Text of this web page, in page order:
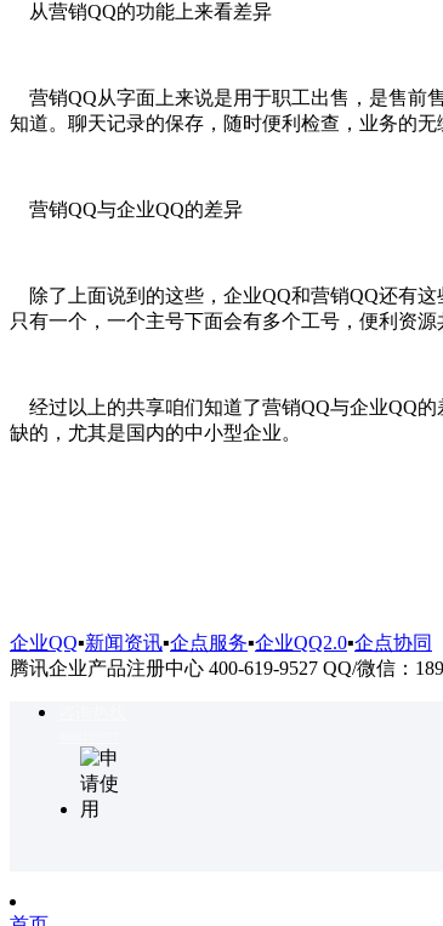
从营销QQ的功能上来看差异
营销QQ从字面上来说是用于职工出售，是售前
知道。聊天记录的保存，随时便利检查，业务的
营销QQ与企业QQ的差异
除了上面说到的这些，企业QQ和营销QQ还有
只有一个，一个主号下面会有多个工号，便利资源
经过以上的共享咱们知道了营销QQ与企业QQ
缺的，尤其是国内的中小型企业。
企业QQ▪新闻资讯▪企点服务▪企业QQ2.0▪企点协同
腾讯企业产品注册中心 400-619-9527 QQ/微信：